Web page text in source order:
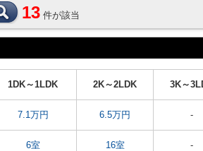
13 件が該当
1DK～1LDK 2K～2LDK 3K～
7.1万円 6.5万円 -
6室 16室 -